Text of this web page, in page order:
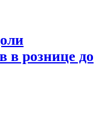
в рознице до